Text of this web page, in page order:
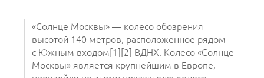
«Солнце Москвы» — колесо обозрения
высотой 140 метров, расположенное рядом
с Южным входом[1][2] ВДНХ. Колесо «Солнце
Москвы» является крупнейшим в Европе,